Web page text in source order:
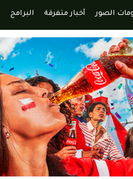
الصور أخبار متفرقة البرامج